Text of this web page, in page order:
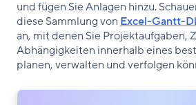
und fügen Sie Anlagen hinzu.
diese Sammlung von Excel-Gantt-
an, mit denen Sie Projektaufgaben,
Abhängigkeiten innerhalb eines
planen, verwalten und verfolgen